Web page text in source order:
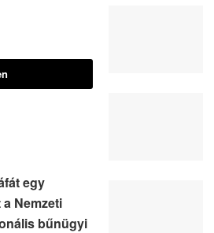
egy
Nemzeti
bűnügyi